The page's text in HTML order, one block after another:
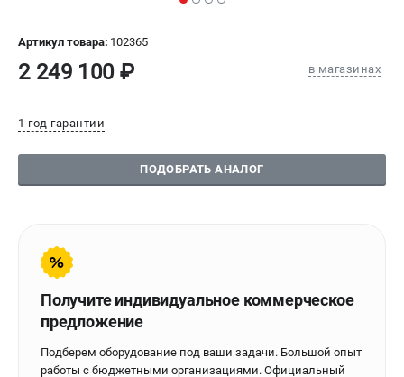
СЕРВИС
МАГАЗИНЫ
ИЗБРАННОЕ ( 0 )
Политика обработки персональных данных
ИНФОРМАЦИЯ
О компании
О бренде
Юридическим лицам
Артикул товара: 102365
2 249 100 ₽ в магазинах
1 год гарантии
ПОДОБРАТЬ АНАЛОГ
Получите индивидуальное коммерческое
предложение
Подберем оборудование под ваши задачи. Большой опыт
работы с бюджетными организациями. Официальный